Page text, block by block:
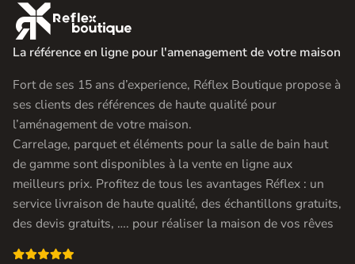

La référence en ligne pour l'amenagement de votre maison
Fort de ses 15 ans d’experience, Réflex Boutique propose à
ses clients des références de haute qualité pour
l’aménagement de votre maison.
Carrelage, parquet et éléments pour la salle de bain haut
de gamme sont disponibles à la vente en ligne aux
meilleurs prix. Profitez de tous les avantages Réflex : un
service livraison de haute qualité, des échantillons gratuits,
des devis gratuits, …. pour réaliser la maison de vos rêves
